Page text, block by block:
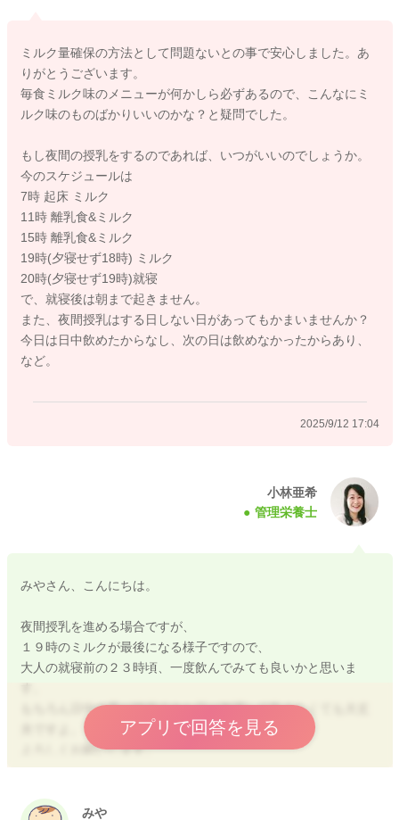
よろしくお願いします。
ミルク量確保の方法として問題ないとの事で安心しました。あ
りがとうございます。
毎食ミルク味のメニューが何かしら必ずあるので、こんなにミ
ルク味のものばかりいいのかな？と疑問でした。
もし夜間の授乳をするのであれば、いつがいいのでしょうか。
今のスケジュールは
7時 起床 ミルク
11時 離乳食&ミルク
15時 離乳食&ミルク
19時(夕寝せず18時) ミルク
20時(夕寝せず19時)就寝
で、就寝後は朝まで起きません。
また、夜間授乳はする日しない日があってもかまいませんか？
今日は日中飲めたからなし、次の日は飲めなかったからあり、
など。
2025/9/12 17:04
小林亜希
管理栄養士
みやさん、こんにちは。
夜間授乳を進める場合ですが、
１９時のミルクが最後になる様子ですので、
大人の就寝前の２３時頃、一度飲んでみても良いかと思いま
もちろん日中の量が確保できた日は無理して飲まなくても大丈
よろしくお願いします。
アプリで回答を見る
みや